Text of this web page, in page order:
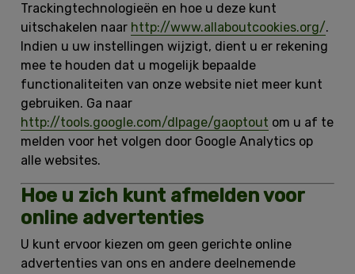
Trackingtechnologieën en hoe u deze kunt
uitschakelen naar http://www.allaboutcookies.org/.
Indien u uw instellingen wijzigt, dient u er rekening
mee te houden dat u mogelijk bepaalde
functionaliteiten van onze website niet meer kunt
gebruiken. Ga naar
http://tools.google.com/dlpage/gaoptout om u af te
melden voor het volgen door Google Analytics op
alle websites.
Hoe u zich kunt afmelden voor
online advertenties
U kunt ervoor kiezen om geen gerichte online
advertenties van ons en andere deelnemende